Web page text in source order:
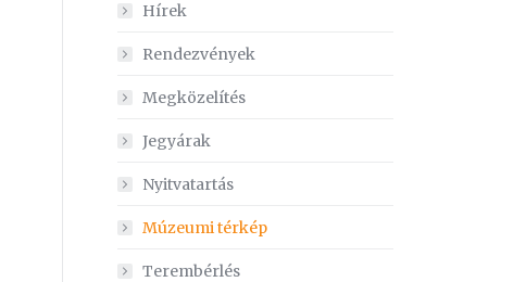
Hírek
Rendezvények
Megközelítés
Jegyárak
Nyitvatartás
Múzeumi térkép
Terembérlés